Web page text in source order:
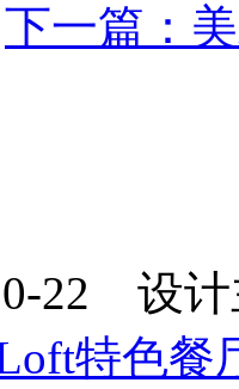
下一篇：
22 设
特色